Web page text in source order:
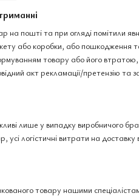
на пошті та при огляді помітили
або коробки, або пошкодження
товару або його втратою,
акт рекламації/претензію та
лише у випадку виробничого
усі логістичні витрати на
товару нашими